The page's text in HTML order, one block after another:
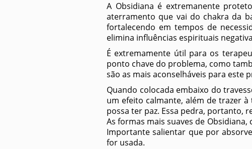
A Obsidiana é extremanente
aterramento que vai do chakra da
fortalecendo em tempos de
elimina influências espirituais
É extremamente útil para os
ponto chave do problema, como
são as mais aconselháveis para este
Quando colocada embaixo do
um efeito calmante, além de trazer
possa ter paz. Essa pedra, portanto,
As formas mais suaves de
Importante salientar que por
for usada.